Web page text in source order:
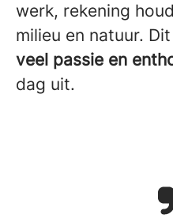
werk, rekening
milieu en natuur.
veel passie en
dag uit.